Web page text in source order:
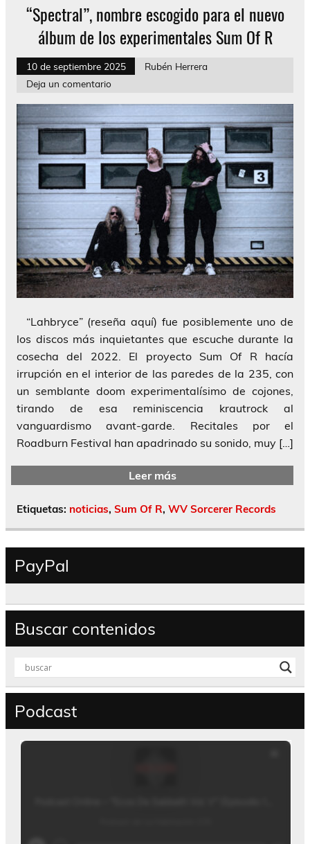
“Spectral”, nombre escogido para el nuevo
álbum de los experimentales Sum Of R
10 de septiembre 2025
Rubén Herrera
Deja un comentario
“Lahbryce” (reseña aquí) fue posiblemente uno de
los discos más inquietantes que escuche durante la
cosecha del 2022. El proyecto Sum Of R hacía
irrupción en el interior de las paredes de la 235, con
un semblante doom experimentalísimo de cojones,
tirando de esa reminiscencia krautrock al
vanguardismo avant-garde. Recitales por el
Roadburn Festival han apadrinado su sonido, muy […]
Leer más
Etiquetas: noticias, Sum Of R, WV Sorcerer Records
PayPal
Buscar contenidos
Podcast